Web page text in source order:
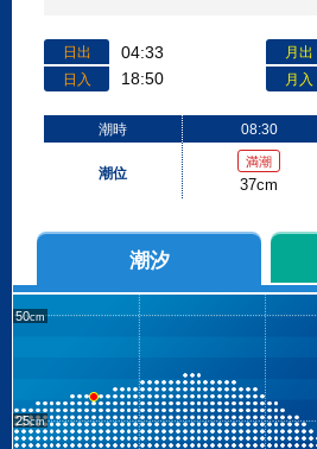
日出 04:33
日入 18:50
月出
月入
潮時
潮位
08:30
満潮
37cm
潮汐
50
25